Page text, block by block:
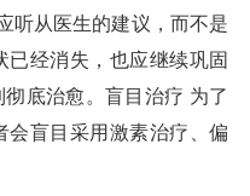
听从医生的建议，而不是
经消失，也应继续巩固
底治愈。盲目治疗 为了
会盲目采用激素治疗、偏